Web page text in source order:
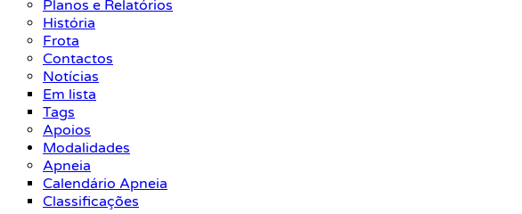
Planos e Relatórios
História
Frota
Contactos
Notícias
Em lista
Tags
Apoios
Modalidades
Apneia
Calendário Apneia
Classificações